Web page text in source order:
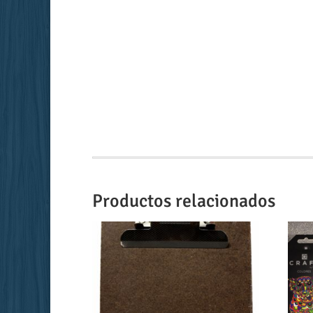
Productos relacionados